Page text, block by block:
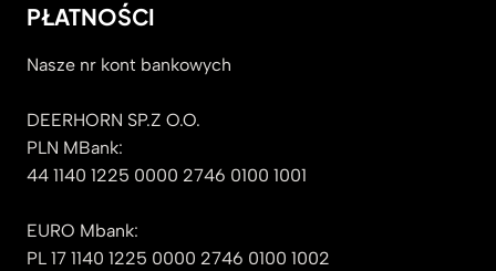
PŁATNOŚCI
Nasze nr kont bankowych
DEERHORN SP.Z O.O.
PLN MBank:
44 1140 1225 0000 2746 0100 1001
EURO Mbank:
PL 17 1140 1225 0000 2746 0100 1002